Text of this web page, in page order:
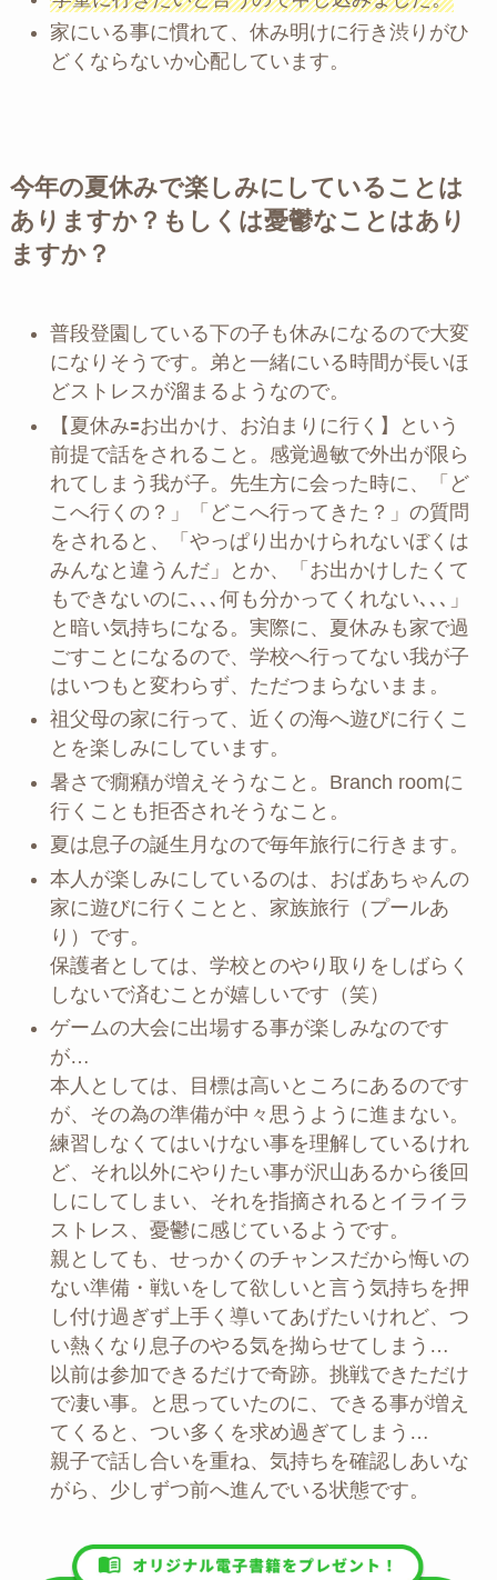
家にいる事に慣れて、休み明けに行き渋りがひ
どくならないか心配しています。
今年の夏休みで楽しみにしていることは
ありますか？もしくは憂鬱なことはあり
ますか？
普段登園している下の子も休みになるので大変
になりそうです。弟と一緒にいる時間が長いほ
どストレスが溜まるようなので。
【夏休み🟰お出かけ、お泊まりに行く】という
前提で話をされること。感覚過敏で外出が限ら
れてしまう我が子。先生方に会った時に、「ど
こへ行くの？」「どこへ行ってきた？」の質問
をされると、「やっぱり出かけられないぼくは
みんなと違うんだ」とか、「お出かけしたくて
もできないのに､､､何も分かってくれない､､､」
と暗い気持ちになる。実際に、夏休みも家で過
ごすことになるので、学校へ行ってない我が子
はいつもと変わらず、ただつまらないまま。
祖父母の家に行って、近くの海へ遊びに行くこ
とを楽しみにしています。
暑さで癇癪が増えそうなこと。Branch roomに
行くことも拒否されそうなこと。
夏は息子の誕生月なので毎年旅行に行きます。
本人が楽しみにしているのは、おばあちゃんの
家に遊びに行くことと、家族旅行（プールあ
り）です。
保護者としては、学校とのやり取りをしばらく
しないで済むことが嬉しいです（笑）
ゲームの大会に出場する事が楽しみなのです
が…
本人としては、目標は高いところにあるのです
が、その為の準備が中々思うように進まない。
練習しなくてはいけない事を理解しているけれ
ど、それ以外にやりたい事が沢山あるから後回
しにしてしまい、それを指摘されるとイライラ
ストレス、憂鬱に感じているようです。
親としても、せっかくのチャンスだから悔いの
ない準備・戦いをして欲しいと言う気持ちを押
し付け過ぎず上手く導いてあげたいけれど、つ
い熱くなり息子のやる気を拗らせてしまう…
以前は参加できるだけで奇跡。挑戦できただけ
で凄い事。と思っていたのに、できる事が増え
てくると、つい多くを求め過ぎてしまう…
親子で話し合いを重ね、気持ちを確認しあいな
がら、少しずつ前へ進んでいる状態です。